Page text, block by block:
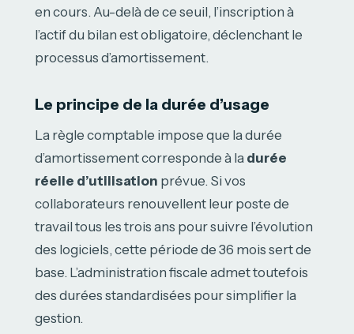
en cours. Au-delà de ce seuil, l’inscription à
l’actif du bilan est obligatoire, déclenchant le
processus d’amortissement.
Le principe de la durée d’usage
La règle comptable impose que la durée
d’amortissement corresponde à la durée
réelle d’utilisation prévue. Si vos
collaborateurs renouvellent leur poste de
travail tous les trois ans pour suivre l’évolution
des logiciels, cette période de 36 mois sert de
base. L’administration fiscale admet toutefois
des durées standardisées pour simplifier la
gestion.